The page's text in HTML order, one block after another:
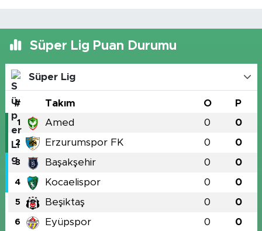
Süper Lig Puan Durumu
Süper Lig
# Takım O P
1 Amed 0 0
2 Erzurumspor FK 0 0
3 Başakşehir 0 0
4 Kocaelispor 0 0
5 Beşiktaş 0 0
6 Eyüpspor 0 0